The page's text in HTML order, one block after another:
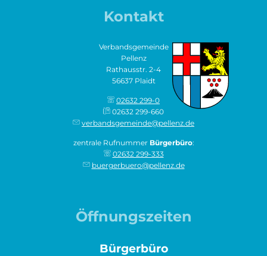
Kontakt
Verbandsgemeinde
Pellenz
Rathausstr. 2-4
56637 Plaidt
02632 299-0
02632 299-660
verbandsgemeinde@pellenz.de
zentrale Rufnummer Bürgerbüro:
02632 299-333
buergerbuero@pellenz.de
Öffnungszeiten
Bürgerbüro